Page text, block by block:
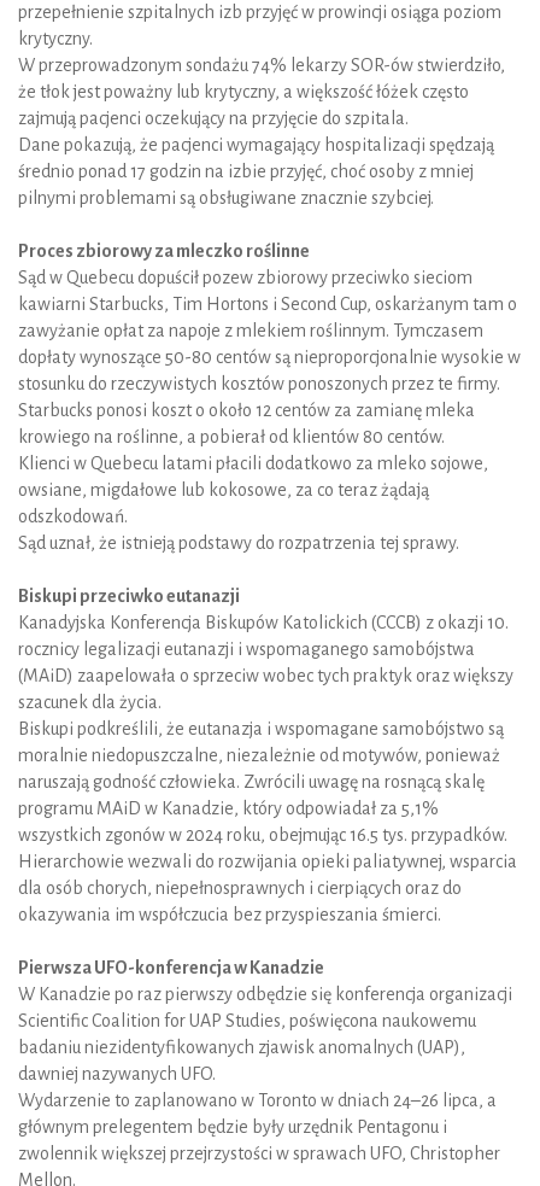
przepełnienie szpitalnych izb przyjęć w prowincji osiąga poziom
krytyczny.
W przeprowadzonym sondażu 74% lekarzy SOR-ów stwierdziło,
że tłok jest poważny lub krytyczny, a większość łóżek często
zajmują pacjenci oczekujący na przyjęcie do szpitala.
Dane pokazują, że pacjenci wymagający hospitalizacji spędzają
średnio ponad 17 godzin na izbie przyjęć, choć osoby z mniej
pilnymi problemami są obsługiwane znacznie szybciej.
Proces zbiorowy za mleczko roślinne
Sąd w Quebecu dopuścił pozew zbiorowy przeciwko sieciom
kawiarni Starbucks, Tim Hortons i Second Cup, oskarżanym tam o
zawyżanie opłat za napoje z mlekiem roślinnym. Tymczasem
dopłaty wynoszące 50-80 centów są nieproporcjonalnie wysokie w
stosunku do rzeczywistych kosztów ponoszonych przez te firmy.
Starbucks ponosi koszt o około 12 centów za zamianę mleka
krowiego na roślinne, a pobierał od klientów 80 centów.
Klienci w Quebecu latami płacili dodatkowo za mleko sojowe,
owsiane, migdałowe lub kokosowe, za co teraz żądają
odszkodowań.
Sąd uznał, że istnieją podstawy do rozpatrzenia tej sprawy.
Biskupi przeciwko eutanazji
Kanadyjska Konferencja Biskupów Katolickich (CCCB) z okazji 10.
rocznicy legalizacji eutanazji i wspomaganego samobójstwa
(MAiD) zaapelowała o sprzeciw wobec tych praktyk oraz większy
szacunek dla życia.
Biskupi podkreślili, że eutanazja i wspomagane samobójstwo są
moralnie niedopuszczalne, niezależnie od motywów, ponieważ
naruszają godność człowieka. Zwrócili uwagę na rosnącą skalę
programu MAiD w Kanadzie, który odpowiadał za 5,1%
wszystkich zgonów w 2024 roku, obejmując 16.5 tys. przypadków.
Hierarchowie wezwali do rozwijania opieki paliatywnej, wsparcia
dla osób chorych, niepełnosprawnych i cierpiących oraz do
okazywania im współczucia bez przyspieszania śmierci.
Pierwsza UFO-konferencja w Kanadzie
W Kanadzie po raz pierwszy odbędzie się konferencja organizacji
Scientific Coalition for UAP Studies, poświęcona naukowemu
badaniu niezidentyfikowanych zjawisk anomalnych (UAP),
dawniej nazywanych UFO.
Wydarzenie to zaplanowano w Toronto w dniach 24–26 lipca, a
głównym prelegentem będzie były urzędnik Pentagonu i
zwolennik większej przejrzystości w sprawach UFO, Christopher
Mellon.